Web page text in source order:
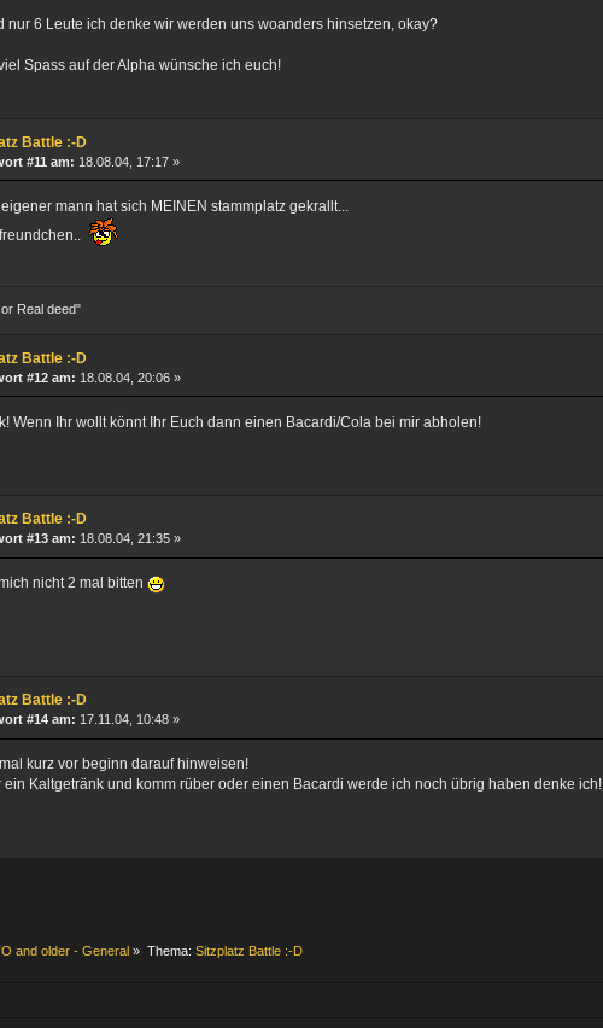
nur 6 Leute ich denke wir werden uns woanders hinsetzen, okay?
Spass auf der Alpha wünsche ich euch!
Battle :-D
#11 am: 18.08.04, 17:17 »
mann hat sich MEINEN stammplatz gekrallt...
Real deed"
Battle :-D
#12 am: 18.08.04, 20:06 »
Wenn Ihr wollt könnt Ihr Euch dann einen Bacardi/Cola bei mir abholen!
Battle :-D
#13 am: 18.08.04, 21:35 »
nicht 2 mal bitten
Battle :-D
#14 am: 17.11.04, 10:48 »
kurz vor beginn darauf hinweisen!
ein Kaltgetränk und komm rüber oder einen Bacardi werde ich noch übrig haben denke ich!
and older - General » Thema: Sitzplatz Battle :-D